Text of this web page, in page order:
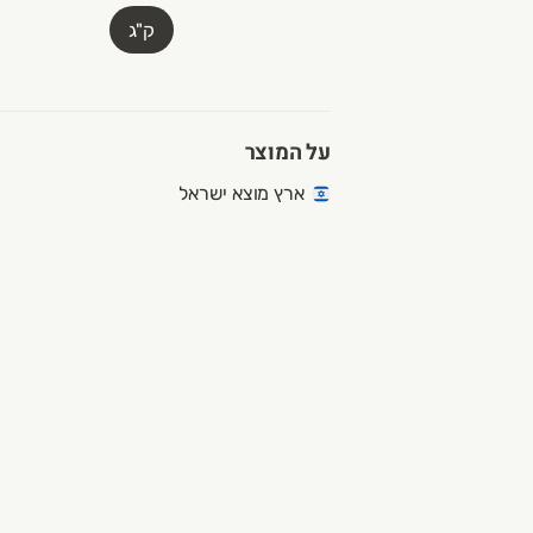
ק"ג
על המוצר
ארץ מוצא ישראל